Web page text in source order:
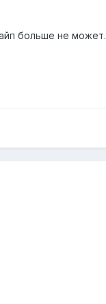
больше не может.